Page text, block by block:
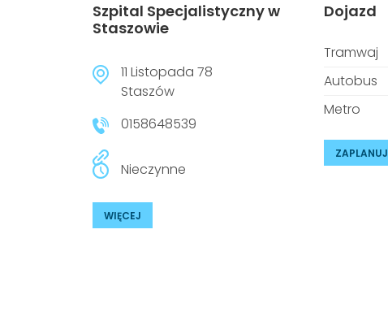
Szpital Specjalistyczny w
Staszowie
11 Listopada 78
Staszów
0158648539
Nieczynne
WIĘCEJ
Dojazd
Tramwaj
Autobus
Metro
ZAPLANUJ